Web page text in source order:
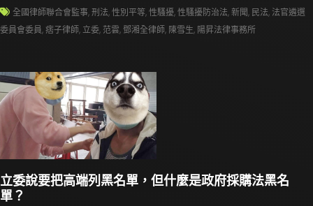
全國律師聯合會監事,刑法,性別平等,性騷擾,性騷擾防治法,新聞, 民法, 法官遴選
委員會委員,痞子律師,立委, 范雲, 鄧湘全律師, 陳雪生, 陽昇法律事務所
立委說要把高端列黑名單，但什麼是政府採購法黑名
單？